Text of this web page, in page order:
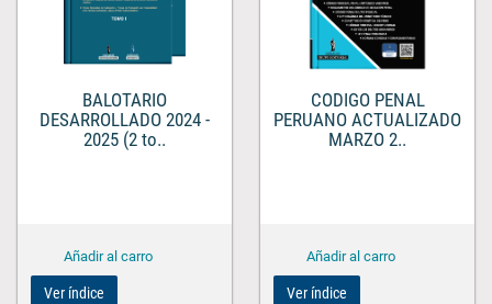
BALOTARIO
DESARROLLADO 2024 -
2025 (2 to..
Ver índice
CODIGO PENAL
PERUANO ACTUALIZADO
MARZO 2..
Ver índice